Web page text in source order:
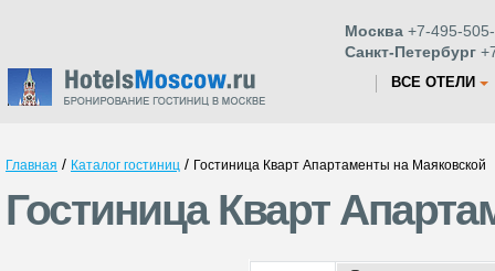
Москва +7-495-
Санкт-Петербург
ВСЕ ОТЕЛИ
Главная / Каталог гостиниц / Гостиница Кварт Апартаменты на Маяковской
Гостиница Кварт